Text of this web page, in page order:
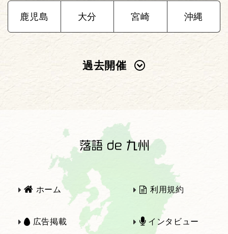
鹿児島 大分 宮崎 沖縄
過去開催
2022年
2021年 2020年
2019年 2018年
ホーム 利用規約
広告掲載 インタビュー